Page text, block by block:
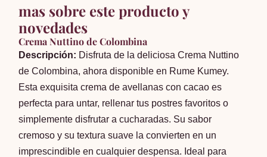
mas sobre este producto y
novedades
Crema Nuttino de Colombina
Descripción: Disfruta de la deliciosa Crema Nuttino
de Colombina, ahora disponible en Rume Kumey.
Esta exquisita crema de avellanas con cacao es
perfecta para untar, rellenar tus postres favoritos o
simplemente disfrutar a cucharadas. Su sabor
cremoso y su textura suave la convierten en un
imprescindible en cualquier despensa. Ideal para